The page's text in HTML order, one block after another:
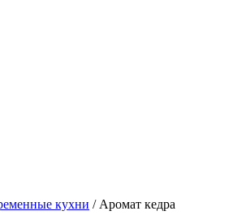
кухни / Аромат кедра